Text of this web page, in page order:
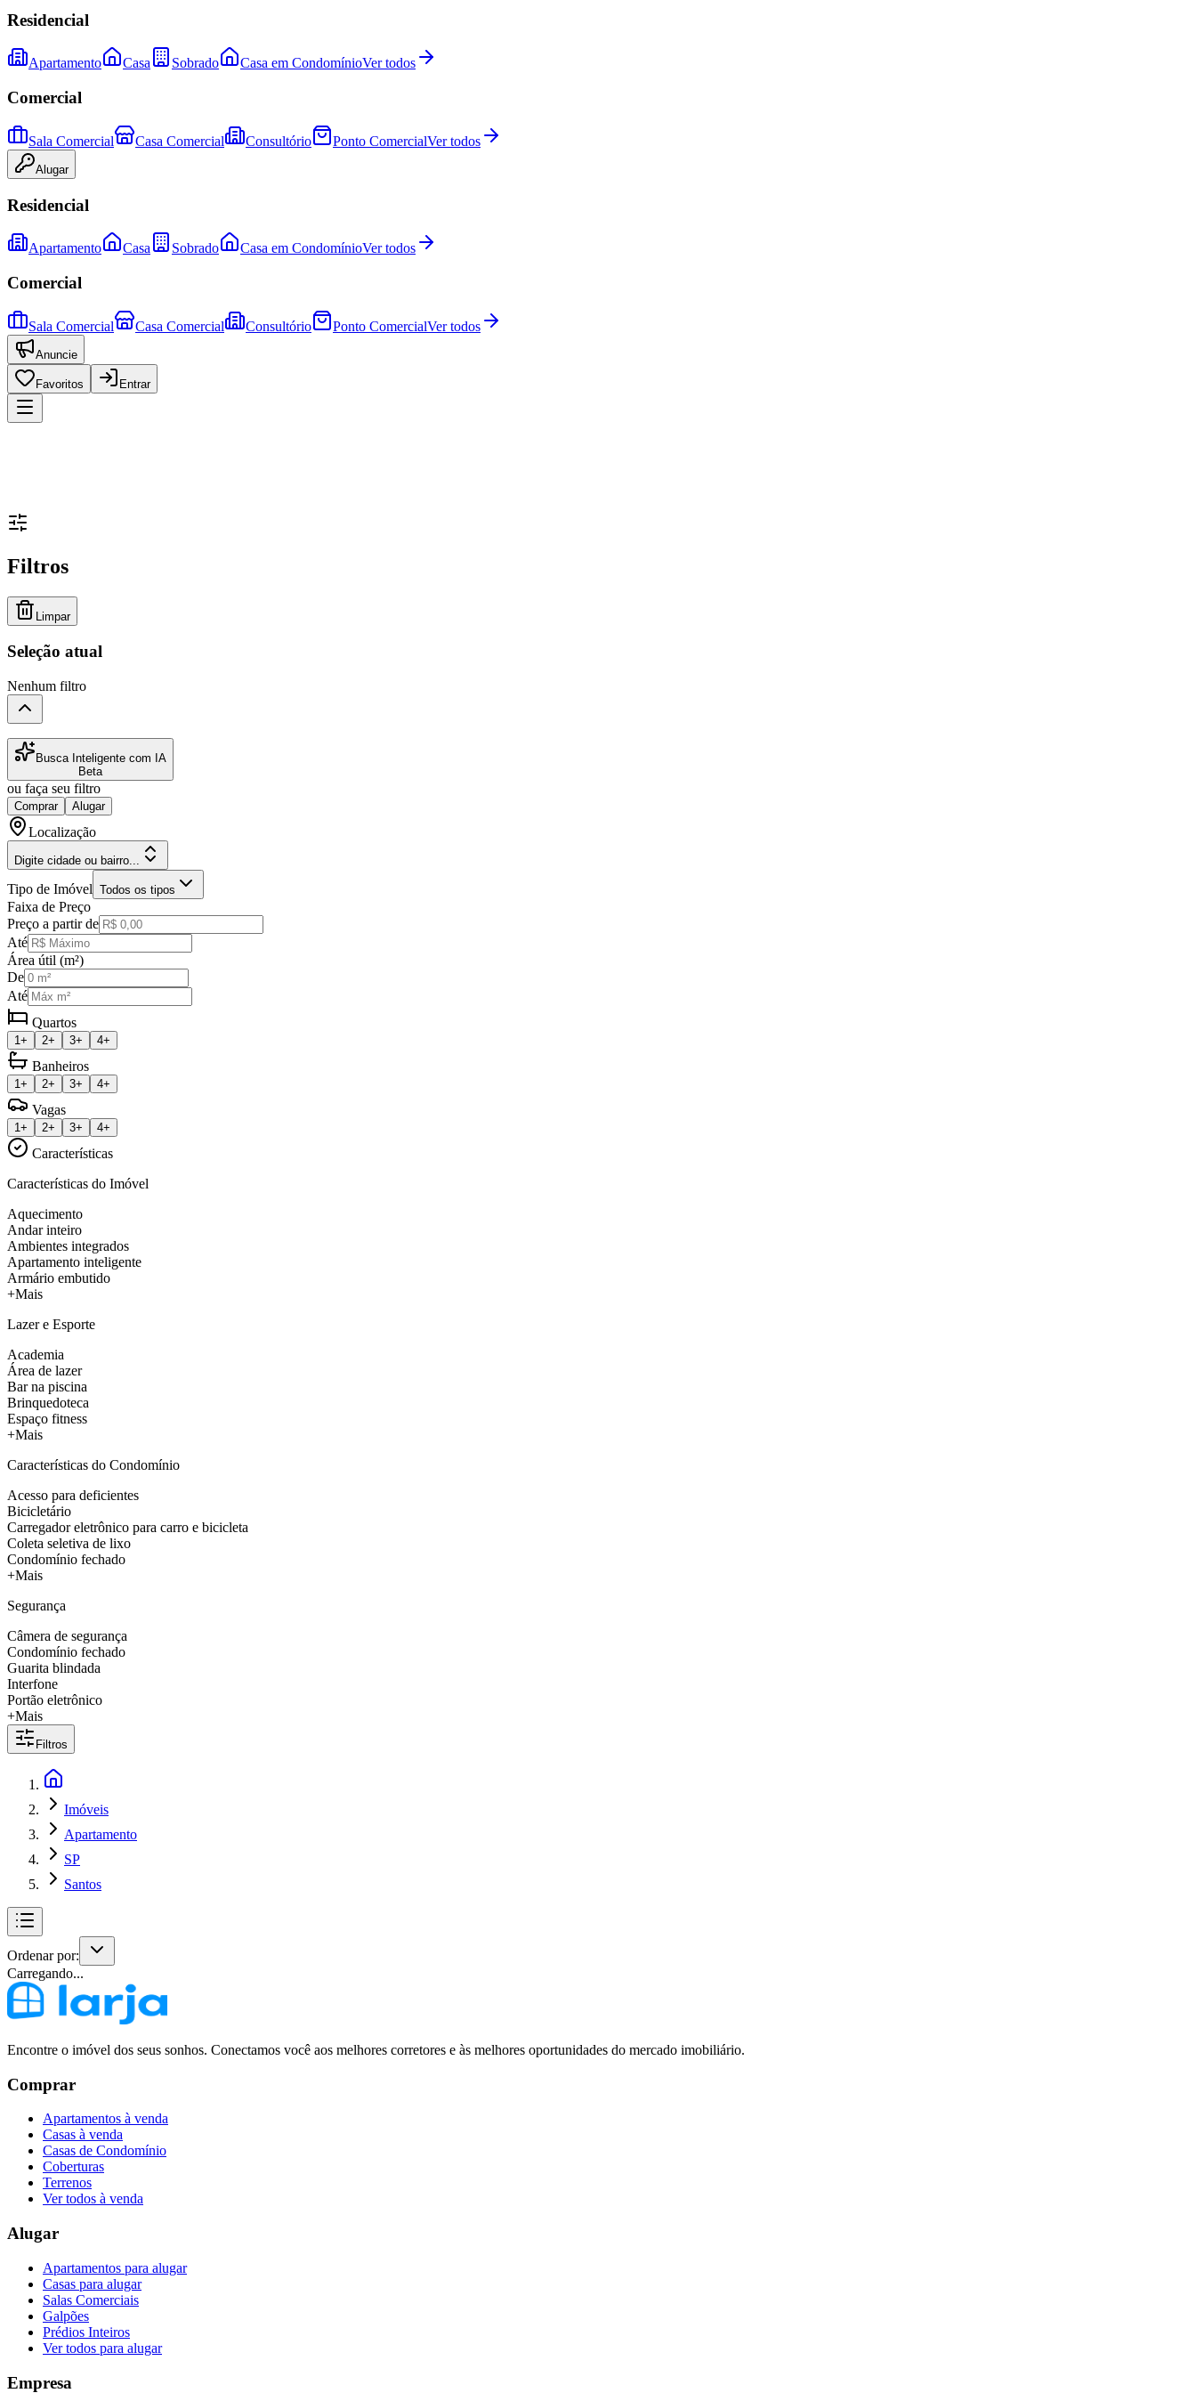
Residencial
Apartamento Casa Sobrado Casa em CondomínioVer todos
Comercial
Sala Comercial Casa Comercial Consultório Ponto ComercialVer todos
Alugar
Residencial
Apartamento Casa Sobrado Casa em CondomínioVer todos
Comercial
Sala Comercial Casa Comercial Consultório Ponto ComercialVer todos
Anuncie
Favoritos Entrar
Filtros
Limpar
Seleção atual
Nenhum filtro
Busca Inteligente com IA
Beta
ou faça seu filtro
Comprar Alugar
Localização
Digite cidade ou bairro...
Tipo de Imóvel Todos os tipos
Faixa de Preço
Preço a partir de
Até
Área útil (m²)
De
Até
Quartos
1+ 2+ 3+ 4+
Banheiros
1+ 2+ 3+ 4+
Vagas
1+ 2+ 3+ 4+
Características
Características do Imóvel
Aquecimento
Andar inteiro
Ambientes integrados
Apartamento inteligente
Armário embutido
+Mais
Lazer e Esporte
Academia
Área de lazer
Bar na piscina
Brinquedoteca
Espaço fitness
+Mais
Características do Condomínio
Acesso para deficientes
Bicicletário
Carregador eletrônico para carro e bicicleta
Coleta seletiva de lixo
Condomínio fechado
+Mais
Segurança
Câmera de segurança
Condomínio fechado
Guarita blindada
Interfone
Portão eletrônico
+Mais
Filtros
Imóveis
Apartamento
SP
Santos
Ordenar por:
Carregando...
Encontre o imóvel dos seus sonhos. Conectamos você aos melhores corretores e às melhores oportunidades do mercado imobiliário.
Comprar
Apartamentos à venda
Casas à venda
Casas de Condomínio
Coberturas
Terrenos
Ver todos à venda
Alugar
Apartamentos para alugar
Casas para alugar
Salas Comerciais
Galpões
Prédios Inteiros
Ver todos para alugar
Empresa